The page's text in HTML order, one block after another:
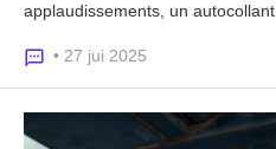
applaudissements, un
• 27 jui 2025